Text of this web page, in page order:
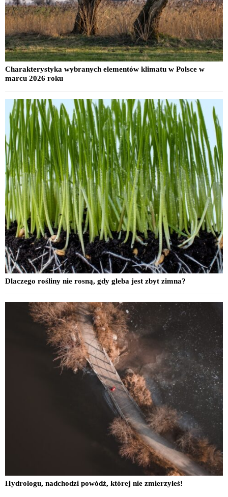
Charakterystyka wybranych elementów klimatu w Polsce w
marcu 2026 roku
Dlaczego rośliny nie rosną, gdy gleba jest zbyt zimna?
Hydrologu, nadchodzi powódź, której nie zmierzyłeś!